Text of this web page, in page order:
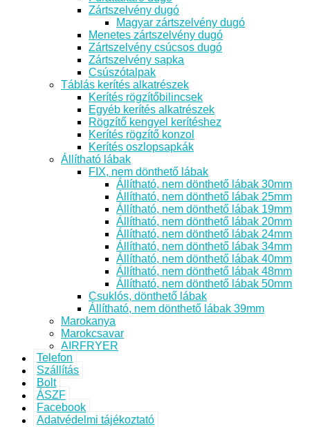
Zártszelvény dugó
Magyar zártszelvény dugó
Menetes zártszelvény dugó
Zártszelvény csúcsos dugó
Zártszelvény sapka
Csúszótalpak
Táblás kerítés alkatrészek
Kerítés rögzítőbilincsek
Egyéb kerítés alkatrészek
Rögzítő kengyel kerítéshez
Kerítés rögzítő konzol
Kerítés oszlopsapkák
Állítható lábak
FIX, nem dönthető lábak
Állítható, nem dönthető lábak 30mm
Állítható, nem dönthető lábak 25mm
Állítható, nem dönthető lábak 19mm
Állítható, nem dönthető lábak 20mm
Állítható, nem dönthető lábak 24mm
Állítható, nem dönthető lábak 34mm
Állítható, nem dönthető lábak 40mm
Állítható, nem dönthető lábak 48mm
Állítható, nem dönthető lábak 50mm
Csuklós, dönthető lábak
Állítható, nem dönthető lábak 39mm
Marokanya
Marokcsavar
AIRFRYER
Telefon
Szállítás
Bolt
ÁSZF
Facebook
Adatvédelmi tájékoztató